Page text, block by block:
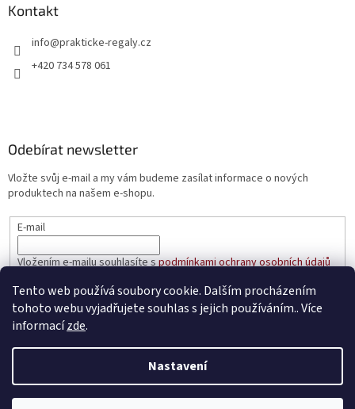
Tento web používá soubory cookie. Dalším procházením
tohoto webu vyjadřujete souhlas s jejich používáním.. Více
informacízde.
Nastavení
Kontakt
info@prakticke-regaly.cz
+420 734 578 061
Odebírat newsletter
Vložte svůj e-mail a my vám budeme zasílat informace o nových
produktech na našem e-shopu.
E-mail
Vložením e-mailu souhlasíte spodmínkami ochrany osobních údajů
PŘIHLÁSIT SE
Vytvořil Shoptet